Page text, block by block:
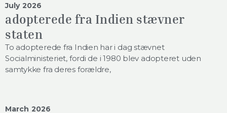
July 2026
adopterede fra Indien stævner
staten
To adopterede fra Indien har i dag stævnet
Socialministeriet, fordi de i 1980 blev adopteret uden
samtykke fra deres forældre,
March 2026